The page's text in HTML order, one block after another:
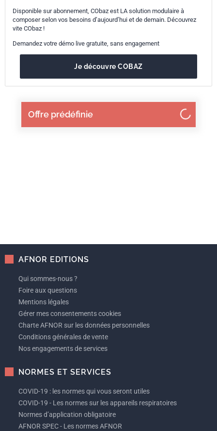
Offre prédéfinie
Disponible sur abonnement, CObaz est LA solution modulaire à
composer selon vos besoins d’aujourd’hui et de demain. Découvrez
vite CObaz !
Demandez votre démo live gratuite, sans engagement
Je découvre COBAZ
AFNOR EDITIONS
Qui sommes-nous ?
Foire aux questions
Mentions légales
Gérer mes consentements cookies
Charte AFNOR sur les données personnelles
Conditions générales de vente
Nos engagements de services
NORMES ET SERVICES
COVID-19 : les normes qui vous seront utiles
COVID-19 - Les normes sur les appareils respiratoires
Normes d’application obligatoire
AFNOR SPEC - Les normes AFNOR